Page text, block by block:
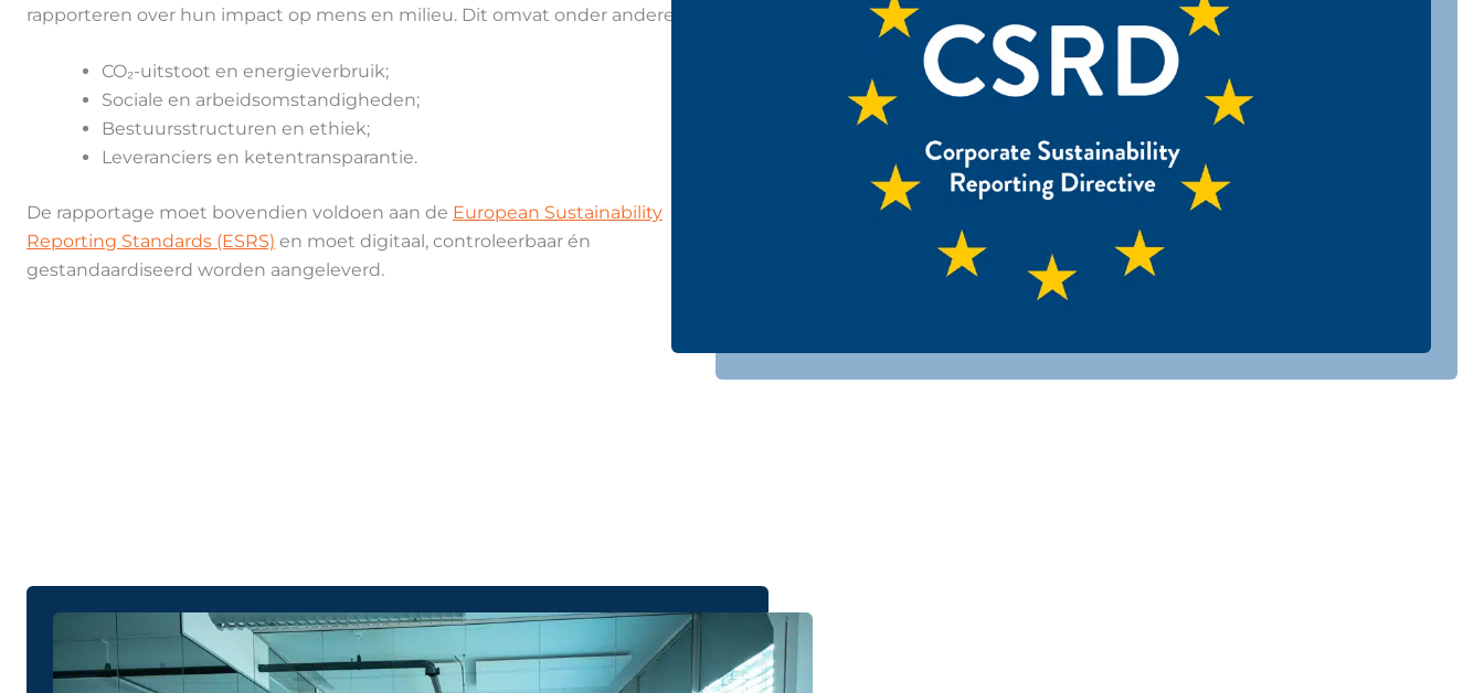
rapporteren over hun impact op mens en milieu. Dit omvat onder andere:
CO₂-uitstoot en energieverbruik;
Sociale en arbeidsomstandigheden;
Bestuursstructuren en ethiek;
Leveranciers en ketentransparantie.
De rapportage moet bovendien voldoen aan de European Sustainability
Reporting Standards (ESRS) en moet digitaal, controleerbaar én
gestandaardiseerd worden aangeleverd.